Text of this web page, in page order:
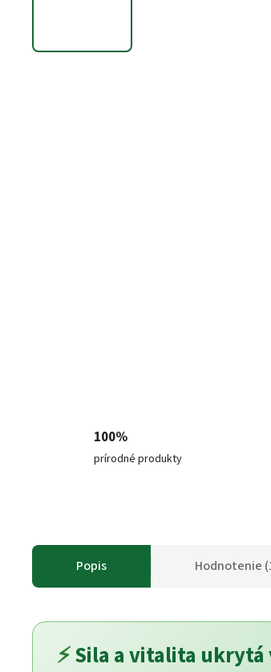
100%
prírodné produkty
Popis Hodnotenie
⚡Sila a vitalita